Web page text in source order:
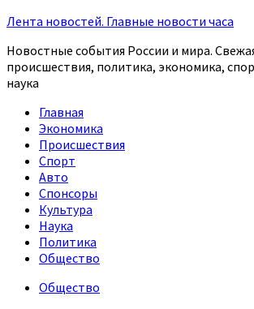
Лента новостей. Главные новости часа
Новостные события России и мира.
происшествия, политика, экономика,
наука
Главная
Экономика
Происшествия
Спорт
Авто
Спонсоры
Культура
Наука
Политика
Общество
Общество